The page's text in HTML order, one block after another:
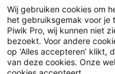
Disclaimer
Wij gebruiken cookies om
het gebruiksgemak voor je
Piwik Pro, wij kunnen niet
bezoekt. Voor andere
op ‘Alles accepteren’
van deze cookies. Onze